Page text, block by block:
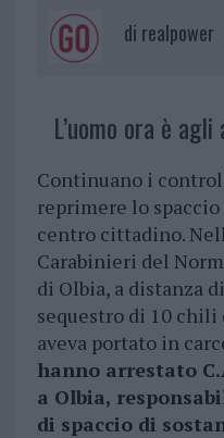
di realpower
L’uomo ora è
Continuano i
reprimere lo
centro cittadino.
Carabinieri del
di Olbia, a distanza
sequestro di 10
aveva portato in
hanno arrestato
a Olbia,
di spaccio di